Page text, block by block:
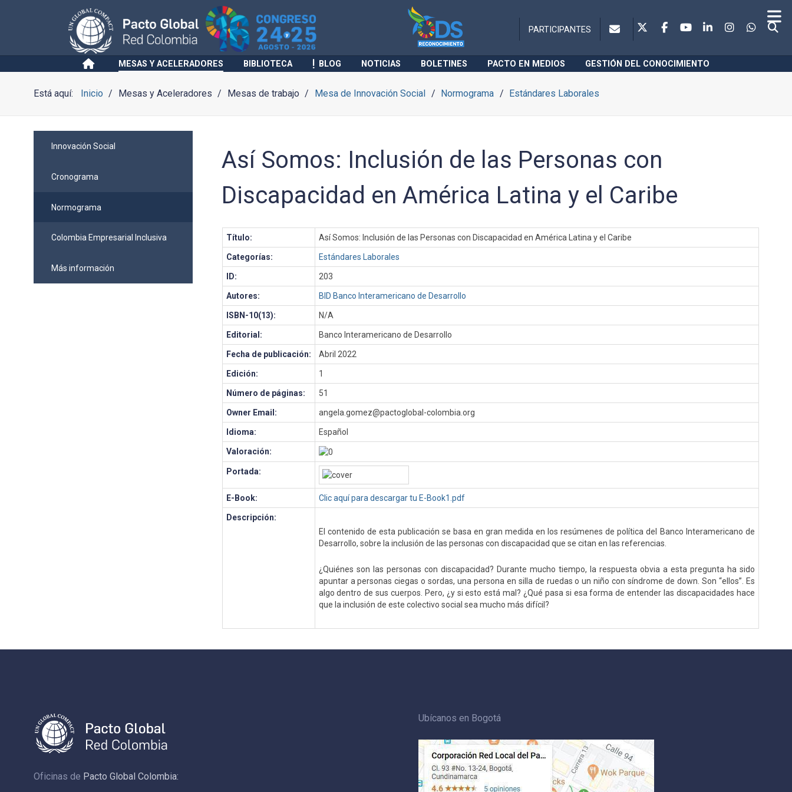
PARTICIPANTES
MESAS Y ACELERADORES BIBLIOTECA BLOG NOTICIAS BOLETINES PACTO EN MEDIOS GESTIÓN DEL CONOCIMIENTO
Está aquí: Inicio Mesas y Aceleradores Mesas de trabajo Mesa de Innovación Social Normograma Estándares Laborales
Innovación Social
Cronograma
Normograma
Colombia Empresarial Inclusiva
Más información
Así Somos: Inclusión de las Personas con
Discapacidad en América Latina y el Caribe
Título: Así Somos: Inclusión de las Personas con Discapacidad en América Latina y el Caribe
Categorías: Estándares Laborales
ID: 203
Autores: BID Banco Interamericano de Desarrollo
ISBN-10(13): N/A
Editorial: Banco Interamericano de Desarrollo
Fecha de publicación: Abril 2022
Edición: 1
Número de páginas: 51
Owner Email: angela.gomez@pactoglobal-colombia.org
Idioma: Español
Valoración:
Portada:
E-Book: Clic aquí para descargar tu E-Book1.pdf
Descripción:
El contenido de esta publicación se basa en gran medida en los resúmenes de política del Banco Interamericano de
Desarrollo, sobre la inclusión de las personas con discapacidad que se citan en las referencias.
¿Quiénes son las personas con discapacidad? Durante mucho tiempo, la respuesta obvia a esta pregunta ha sido
apuntar a personas ciegas o sordas, una persona en silla de ruedas o un niño con síndrome de down. Son “ellos”. Es
algo dentro de sus cuerpos. Pero, ¿y si esto está mal? ¿Qué pasa si esa forma de entender las discapacidades hace
que la inclusión de este colectivo social sea mucho más difícil?
Oficinas de Pacto Global Colombia:
Ubícanos en Bogotá